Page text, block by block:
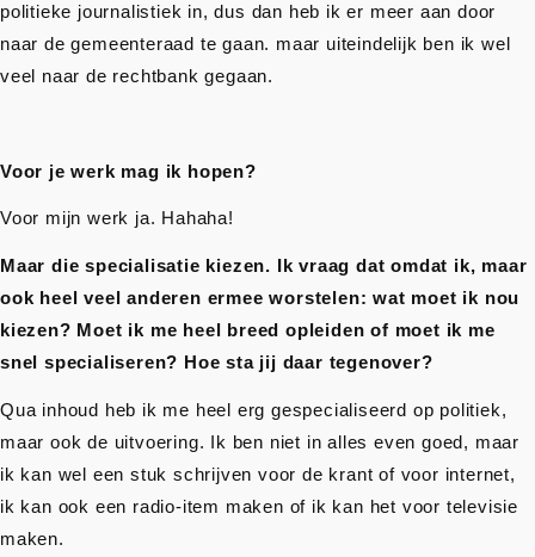
politieke journalistiek in, dus dan heb ik er meer aan door
naar de gemeenteraad te gaan. maar uiteindelijk ben ik wel
veel naar de rechtbank gegaan.
Voor je werk mag ik hopen?
Voor mijn werk ja. Hahaha!
Maar die specialisatie kiezen. Ik vraag dat omdat ik, maar
ook heel veel anderen ermee worstelen: wat moet ik nou
kiezen? Moet ik me heel breed opleiden of moet ik me
snel specialiseren? Hoe sta jij daar tegenover?
Qua inhoud heb ik me heel erg gespecialiseerd op politiek,
maar ook de uitvoering. Ik ben niet in alles even goed, maar
ik kan wel een stuk schrijven voor de krant of voor internet,
ik kan ook een radio-item maken of ik kan het voor televisie
maken.